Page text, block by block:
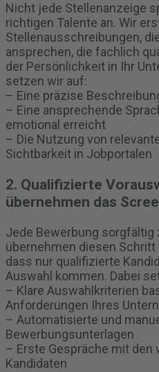
Nicht jede Stellenanzeige
richtigen Talente an. Wir
Stellenausschreibungen,
ansprechen, die fachlich
der Persönlichkeit in Ihr
setzen wir auf:
– Eine präzise
– Eine ansprechende
emotional erreicht
– Die Nutzung von
Sichtbarkeit in Jobportalen
2. Qualifizierte
übernehmen das
Jede Bewerbung sorgfältig
übernehmen diesen
dass nur qualifizierte
Auswahl kommen. Dabei
– Klare Auswahlkriterien
Anforderungen Ihres
– Automatisierte und
Bewerbungsunterlagen
– Erste Gespräche mit
Kandidaten